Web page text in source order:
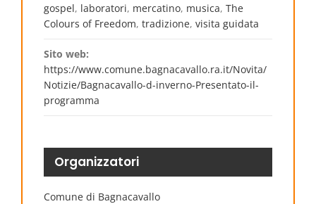
gospel, laboratori, mercatino, musica, The
Colours of Freedom, tradizione, visita guidata
Sito web:
https://www.comune.bagnacavallo.ra.it/Novita/
Notizie/Bagnacavallo-d-inverno-Presentato-il-
programma
Organizzatori
Comune di Bagnacavallo